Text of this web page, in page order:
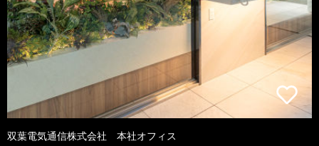
双葉電気通信株式会社 本社オフィス